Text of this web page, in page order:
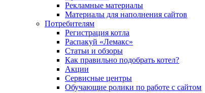
Рекламные материалы
Материалы для наполнения сайтов
Потребителям
Регистрация котла
Распакуй «Лемакс»
Статьи и обзоры
Как правильно подобрать котел?
Акции
Сервисные центры
Обучающие ролики по работе с сайтом